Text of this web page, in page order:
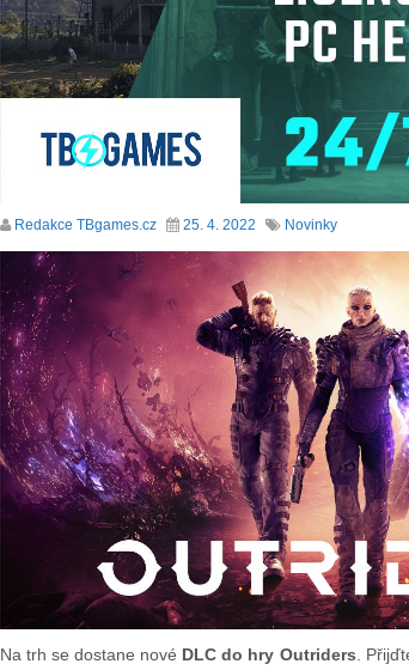
Redakce TBgames.cz 25. 4. 2022 Novinky
Na trh se dostane nové DLC do hry Outriders .